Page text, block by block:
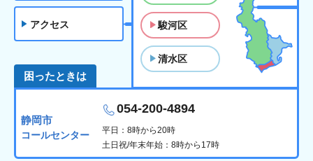
アクセス 駿河区
清水区
困ったときは
静岡市
コールセンター
054-200-4894
平日：8時から20時
土日祝/年末年始：8時から17時